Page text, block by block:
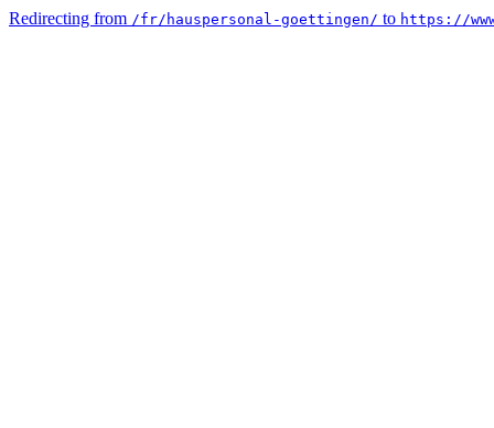
Redirecting from /fr/hauspersonal-goettingen/ to https://